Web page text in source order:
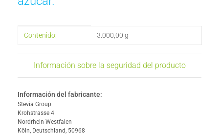
#productDetails.itemInformation#
#productDetails.itemValue#
Contenido: 3.000,00 g
Información sobre la seguridad del producto
Información del fabricante:
Stevia Group
Krohstrasse 4
Nordrhein-Westfalen
Köln, Deutschland, 50968